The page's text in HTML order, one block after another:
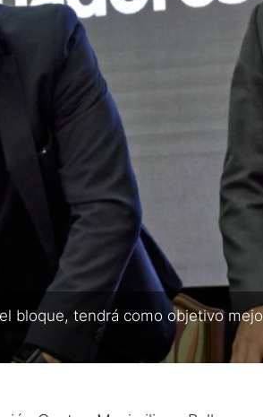
bloque, tendrá como objetivo